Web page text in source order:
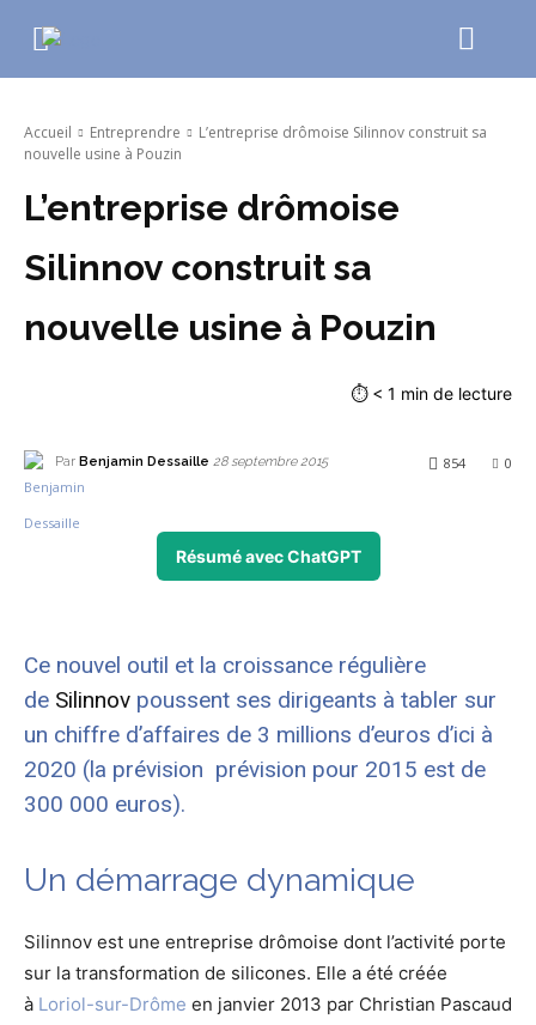
Accueil Entreprendre
L’entreprise drômoise Silinnov construit sa
nouvelle usine à Pouzin
L’entreprise drômoise
Silinnov construit sa
nouvelle usine à Pouzin
⏱ < 1 min de lecture
Par Benjamin Dessaille 28 septembre 2015 0
854
Résumé avec ChatGPT
Ce nouvel outil et la croissance régulière
de Silinnov poussent ses dirigeants à tabler sur
un chiffre d’affaires de 3 millions d’euros d’ici à
2020 (la prévision prévision pour 2015 est de
300 000 euros).
Un démarrage dynamique
Silinnov est une entreprise drômoise dont l’activité porte
sur la transformation de silicones. Elle a été créée
à Loriol-sur-Drôme en janvier 2013 par Christian Pascaud